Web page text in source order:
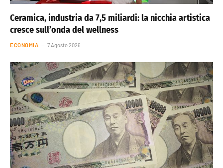
Ceramica, industria da 7,5 miliardi: la nicchia artistica
cresce sull’onda del wellness
ECONOMIA 7 Agosto 2026